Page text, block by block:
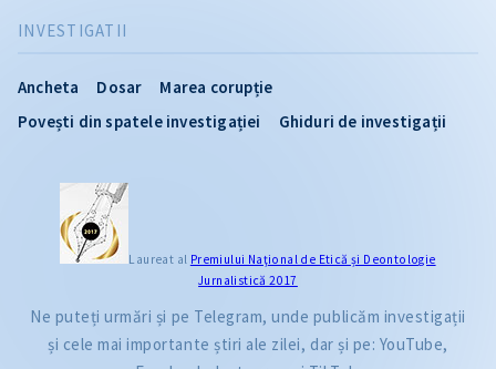
INVESTIGATII
Ancheta Dosar
Marea corupție
Povești din spatele investigației
Ghiduri de investigații
Laureat al Premiului Naţional de Etică și Deontologie
Jurnalistică 2017
Ne puteți urmări și pe Telegram, unde publicăm investigații
și cele mai importante știri ale zilei, dar și pe: YouTube,